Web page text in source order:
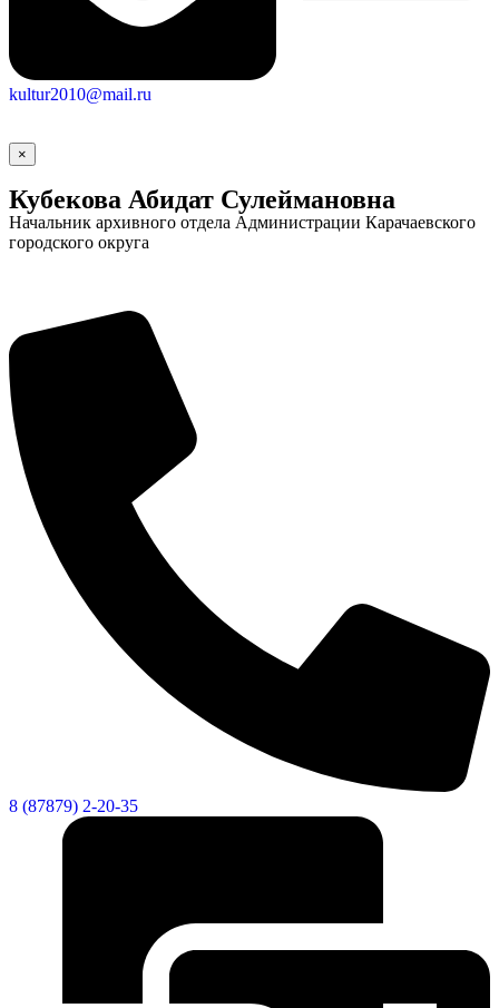
видеоролики
Веб
kultur2010@mail.ru
×
Кубекова Абидат Сулеймановна
Начальник архивного отдела Администрации Карачаевского
городского округа
8 (87879) 2-20-35